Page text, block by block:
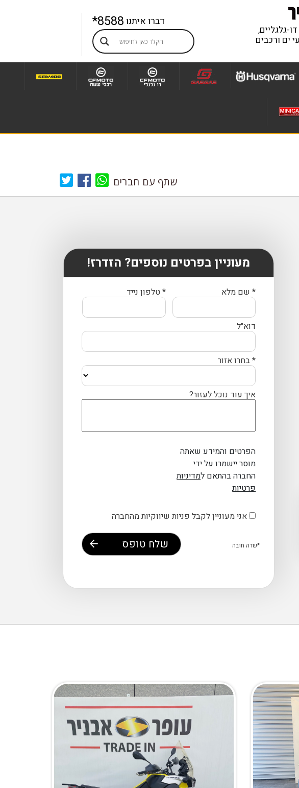
גלגליים,
ים ורכבים
דברו איתנו8588*
שתף עם חברים
מעוניין בפרטים נוספים? הזדרז!
* שם מלא * טלפון נייד
דוא"ל
* בחרו אזור
איך עוד נוכל לעזור?
הפרטים והמידע שאתה
מוסר יישמרו על ידי
החברה בהתאם למדיניות
פרטיות
אני מעוניין לקבל פניות שיווקיות מהחברה